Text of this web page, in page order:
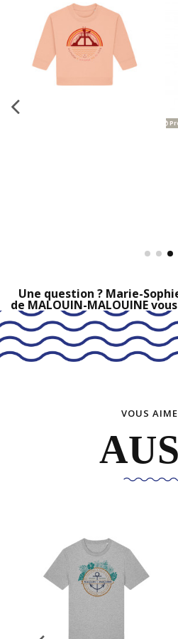
Une question ? Marie-
de MALOUIN-MALOUINE
VOUS